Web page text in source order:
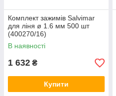
Комплект зажимів Salvimar
для ліня ø 1.6 мм 500 шт
(400270/16)
В наявності
1 632 ₴
Купити